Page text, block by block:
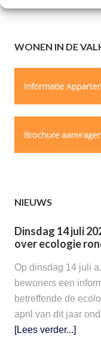
WONEN IN DE
NIEUWS
Dinsdag 14 juli
over ecologie
Op dinsdag 14 juli
bewoners een
betreffende de
april van dit jaar
[Lees verder...]